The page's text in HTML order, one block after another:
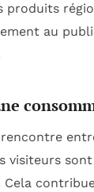
produits
au
visiteurs